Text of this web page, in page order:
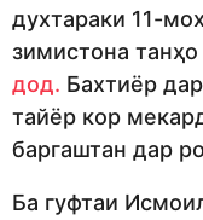
духтараки 11-
зимистона
дод. Бахтиёр
тайёр кор
баргаштан дар
Ба гуфтаи